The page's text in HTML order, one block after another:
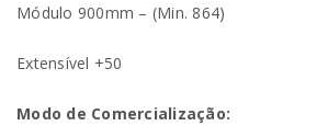
Módulo 900mm – (Min. 864)
Extensível +50
Modo de Comercialização: